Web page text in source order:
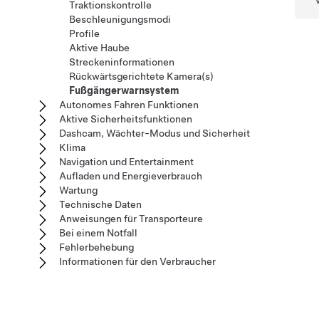
Traktionskontrolle
Beschleunigungsmodi
Profile
Aktive Haube
Streckeninformationen
Rückwärtsgerichtete Kamera(s)
Fußgängerwarnsystem
Autonomes Fahren Funktionen
Aktive Sicherheitsfunktionen
Dashcam, Wächter-Modus und Sicherheit
Klima
Navigation und Entertainment
Aufladen und Energieverbrauch
Wartung
Technische Daten
Anweisungen für Transporteure
Bei einem Notfall
Fehlerbehebung
Informationen für den Verbraucher